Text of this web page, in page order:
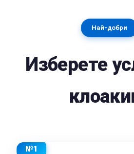
Най-добри
Изберете
№1